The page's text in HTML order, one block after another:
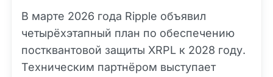
В марте 2026 года Ripple объявил
четырёхэтапный план по обеспечению
постквантовой защиты XRPL к 2028 году.
Техническим партнёром выступает